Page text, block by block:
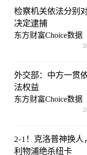
检察机关依法分别
决定逮捕
东方财富Choice数据
外交部：中方一贯
法权益
东方财富Choice数据
2-1！克洛普神换人
利物浦绝杀纽卡